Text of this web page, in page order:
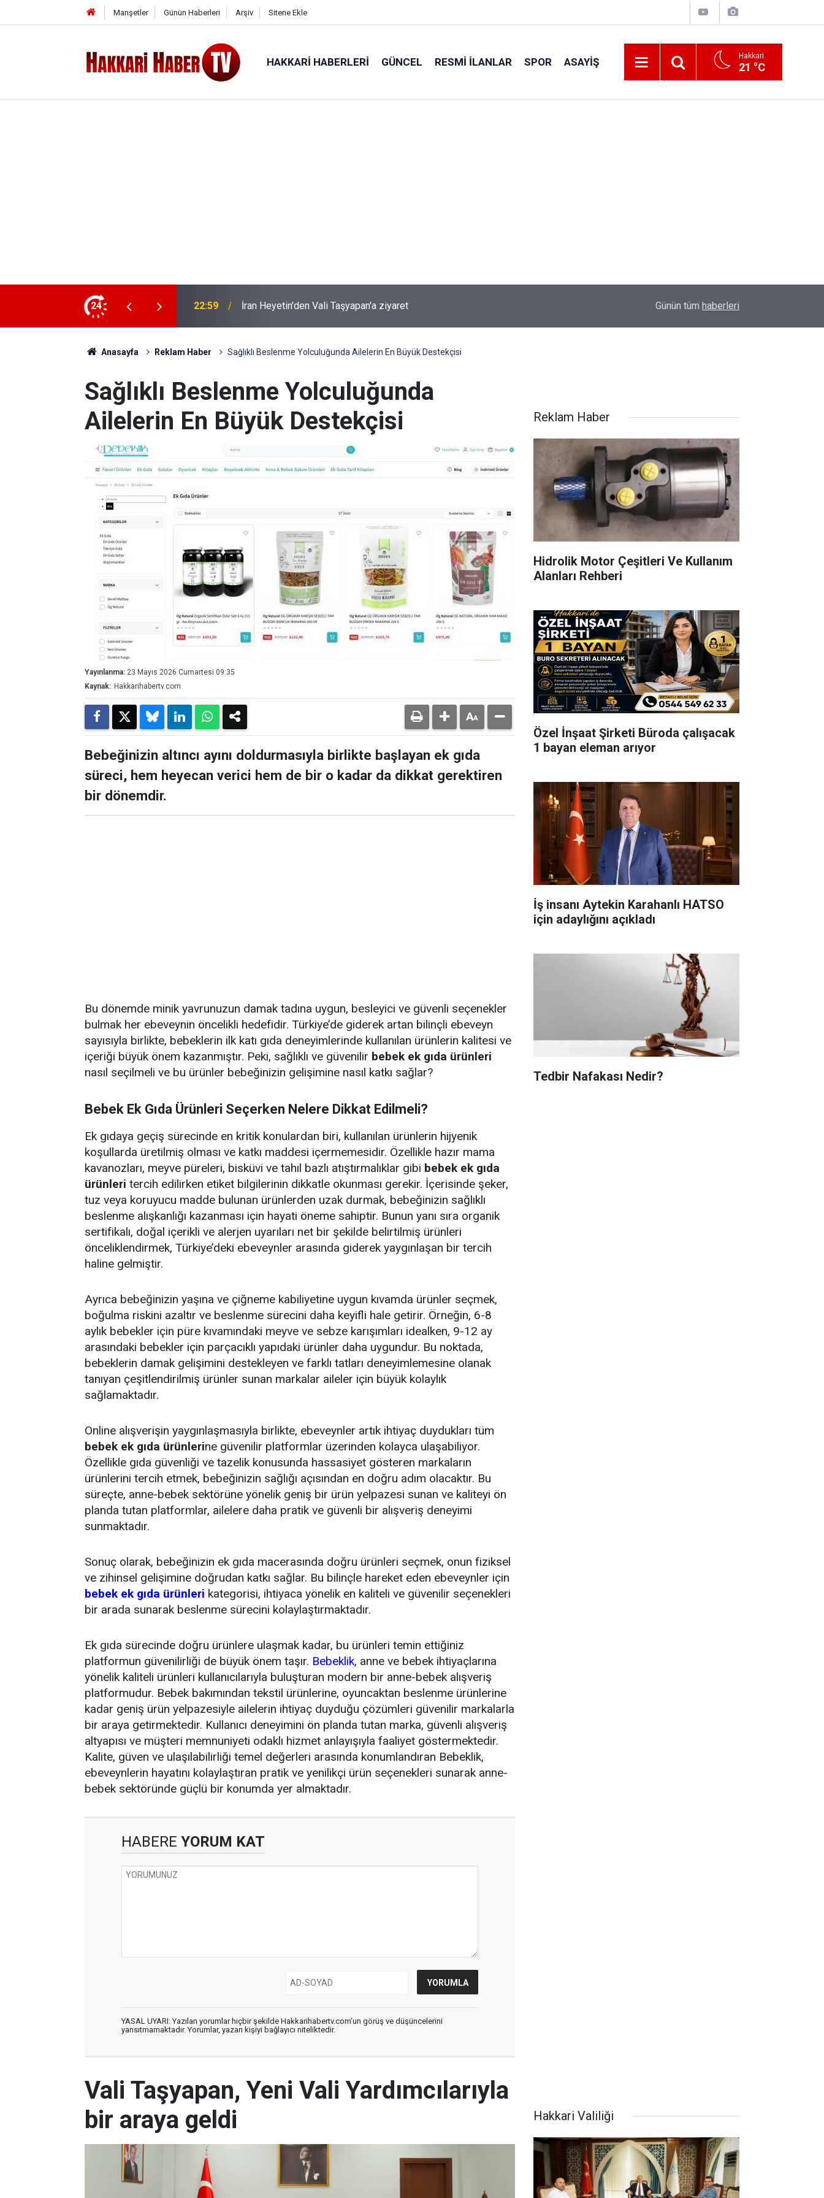
Manşetler Günün Haberleri Arşiv Sitene Ekle
HAKKARI HABERLERI GÜNCEL RESMI İLANLAR SPOR ASAYIŞ Hakkari
21 °C
24 22:53 İran Sınırında 7 Kilo 720 Gram Eroin ele geçirildi Kanat kalbine yenik düştü
Günün tüm haberleri
Anasayfa Reklam Haber Sağlıklı Beslenme Yolculuğunda Ailelerin En Büyük Destekçisi
Sağlıklı Beslenme Yolculuğunda
Ailelerin En Büyük Destekçisi
Yayınlanma: 23 Mayıs 2026 Cumartesi 09:35
Kaynak: Hakkarihabertv.com
Bebeğinizin altıncı ayını doldurmasıyla birlikte başlayan ek gıda
süreci, hem heyecan verici hem de bir o kadar da dikkat gerektiren
bir dönemdir.
Bu dönemde minik yavrunuzun damak tadına uygun, besleyici ve güvenli seçenekler
bulmak her ebeveynin öncelikli hedefidir. Türkiye’de giderek artan bilinçli ebeveyn
sayısıyla birlikte, bebeklerin ilk katı gıda deneyimlerinde kullanılan ürünlerin kalitesi ve
içeriği büyük önem kazanmıştır. Peki, sağlıklı ve güvenilir bebek ek gıda ürünleri
nasıl seçilmeli ve bu ürünler bebeğinizin gelişimine nasıl katkı sağlar?
Bebek Ek Gıda Ürünleri Seçerken Nelere Dikkat Edilmeli?
Ek gıdaya geçiş sürecinde en kritik konulardan biri, kullanılan ürünlerin hijyenik
koşullarda üretilmiş olması ve katkı maddesi içermemesidir. Özellikle hazır mama
kavanozları, meyve püreleri, bisküvi ve tahıl bazlı atıştırmalıklar gibi bebek ek gıda
ürünleri tercih edilirken etiket bilgilerinin dikkatle okunması gerekir. İçerisinde şeker,
tuz veya koruyucu madde bulunan ürünlerden uzak durmak, bebeğinizin sağlıklı
beslenme alışkanlığı kazanması için hayati öneme sahiptir. Bunun yanı sıra organik
sertifikalı, doğal içerikli ve alerjen uyarıları net bir şekilde belirtilmiş ürünleri
önceliklendirmek, Türkiye’deki ebeveynler arasında giderek yaygınlaşan bir tercih
haline gelmiştir.
Ayrıca bebeğinizin yaşına ve çiğneme kabiliyetine uygun kıvamda ürünler seçmek,
boğulma riskini azaltır ve beslenme sürecini daha keyifli hale getirir. Örneğin, 6-8
aylık bebekler için püre kıvamındaki meyve ve sebze karışımları idealken, 9-12 ay
arasındaki bebekler için parçacıklı yapıdaki ürünler daha uygundur. Bu noktada,
bebeklerin damak gelişimini destekleyen ve farklı tatları deneyimlemesine olanak
tanıyan çeşitlendirilmiş ürünler sunan markalar aileler için büyük kolaylık
sağlamaktadır.
Online alışverişin yaygınlaşmasıyla birlikte, ebeveynler artık ihtiyaç duydukları tüm
bebek ek gıda ürünlerine güvenilir platformlar üzerinden kolayca ulaşabiliyor.
Özellikle gıda güvenliği ve tazelik konusunda hassasiyet gösteren markaların
ürünlerini tercih etmek, bebeğinizin sağlığı açısından en doğru adım olacaktır. Bu
süreçte, anne-bebek sektörüne yönelik geniş bir ürün yelpazesi sunan ve kaliteyi ön
planda tutan platformlar, ailelere daha pratik ve güvenli bir alışveriş deneyimi
sunmaktadır.
Sonuç olarak, bebeğinizin ek gıda macerasında doğru ürünleri seçmek, onun fiziksel
ve zihinsel gelişimine doğrudan katkı sağlar. Bu bilinçle hareket eden ebeveynler için
bebek ek gıda ürünleri kategorisi, ihtiyaca yönelik en kaliteli ve güvenilir seçenekleri
bir arada sunarak beslenme sürecini kolaylaştırmaktadır.
Ek gıda sürecinde doğru ürünlere ulaşmak kadar, bu ürünleri temin ettiğiniz
platformun güvenilirliği de büyük önem taşır. Bebeklik, anne ve bebek ihtiyaçlarına
yönelik kaliteli ürünleri kullanıcılarıyla buluşturan modern bir anne-bebek alışveriş
platformudur. Bebek bakımından tekstil ürünlerine, oyuncaktan beslenme ürünlerine
kadar geniş ürün yelpazesiyle ailelerin ihtiyaç duyduğu çözümleri güvenilir markalarla
bir araya getirmektedir. Kullanıcı deneyimini ön planda tutan marka, güvenli alışveriş
altyapısı ve müşteri memnuniyeti odaklı hizmet anlayışıyla faaliyet göstermektedir.
Kalite, güven ve ulaşılabilirliği temel değerleri arasında konumlandıran Bebeklik,
ebeveynlerin hayatını kolaylaştıran pratik ve yenilikçi ürün seçenekleri sunarak anne-
bebek sektöründe güçlü bir konumda yer almaktadır.
HABERE YORUM KAT
YASAL UYARI: Yazılan yorumlar hiçbir şekilde Hakkarihabertv.com’un görüş ve düşüncelerini
yansıtmamaktadır. Yorumlar, yazan kişiyi bağlayıcı niteliktedir.
Reklam Haber
Hidrolik Motor Çeşitleri Ve Kullanım
Alanları Rehberi
Özel İnşaat Şirketi Büroda çalışacak
1 bayan eleman arıyor
İş insanı Aytekin Karahanlı HATSO
için adaylığını açıkladı
Tedbir Nafakası Nedir?
Vali Taşyapan, Yeni Vali Yardımcılarıyla
bir araya geldi
Hakkari Valiliği